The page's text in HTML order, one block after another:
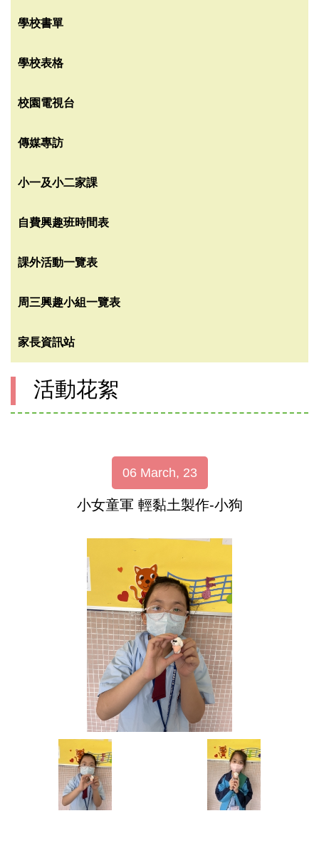
學校書單
學校表格
校園電視台
傳媒專訪
小一及小二家課
自費興趣班時間表
課外活動一覽表
周三興趣小組一覽表
家長資訊站
活動花絮
06 March, 23
小女童軍 輕黏土製作-小狗